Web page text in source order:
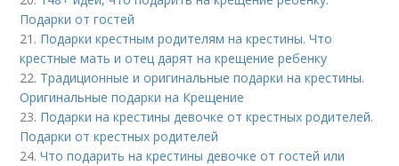
Подарки от гостей
21. Подарки крестным родителям на крестины. Что
крестные мать и отец дарят на крещение ребенку
22. Традиционные и оригинальные подарки на крестины.
Оригинальные подарки на Крещение
23. Подарки на крестины девочке от крестных родителей.
Подарки от крестных родителей
24.Что подарить на крестины девочке от гостей или